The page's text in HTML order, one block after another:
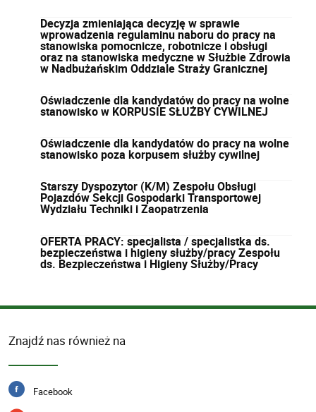
Decyzja zmieniająca decyzję w sprawie
wprowadzenia regulaminu naboru do pracy na
stanowiska pomocnicze, robotnicze i obsługi
oraz na stanowiska medyczne w Służbie Zdrowia
w Nadbużańskim Oddziale Straży Granicznej
Oświadczenie dla kandydatów do pracy na wolne
stanowisko w KORPUSIE SŁUŻBY CYWILNEJ
Oświadczenie dla kandydatów do pracy na wolne
stanowisko poza korpusem służby cywilnej
Starszy Dyspozytor (K/M) Zespołu Obsługi
Pojazdów Sekcji Gospodarki Transportowej
Wydziału Techniki i Zaopatrzenia
OFERTA PRACY: specjalista / specjalistka ds.
bezpieczeństwa i higieny służby/pracy Zespołu
ds. Bezpieczeństwa i Higieny Służby/Pracy
Znajdź nas również na
Facebook